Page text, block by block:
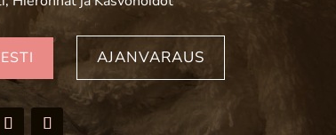
AJANVARAUS